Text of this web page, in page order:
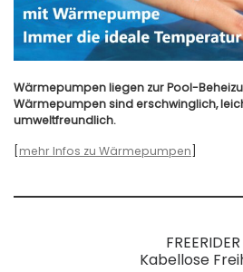
Wärmepumpen liegen zur Pool-
Wärmepumpen sind erschwinglich,
umweltfreundlich.
mehr Infos zu Wärmepumpen
FREERIDER
Kabellose